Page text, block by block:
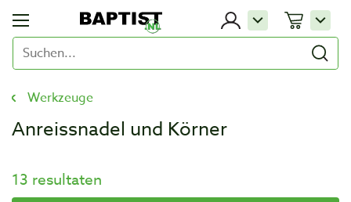
Werkzeuge
Anreissnadel und Körner
13 resultaten